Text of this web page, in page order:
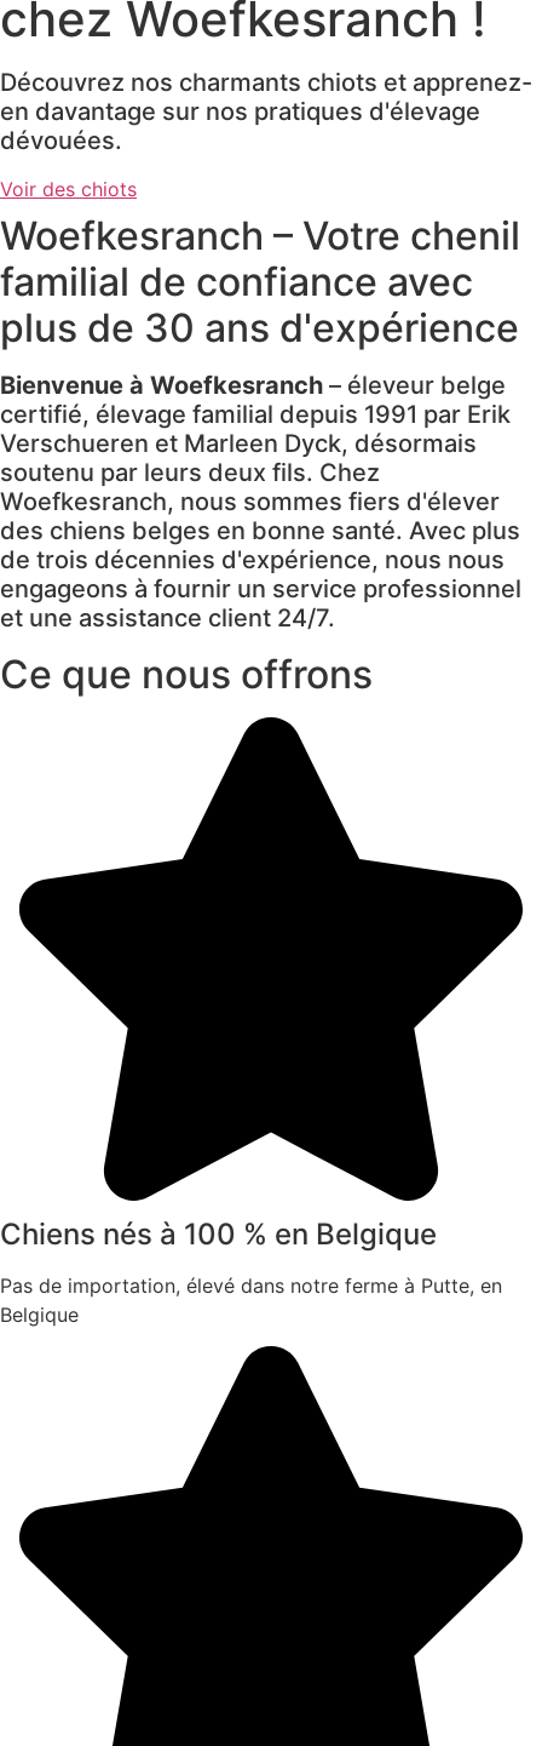
chez Woefkesranch !
Découvrez nos charmants chiots et apprenez-
en davantage sur nos pratiques d'élevage
dévouées.
Voir des chiots
Woefkesranch – Votre chenil
familial de confiance avec
plus de 30 ans d'expérience
Bienvenue à Woefkesranch – éleveur belge
certifié, élevage familial depuis 1991 par Erik
Verschueren et Marleen Dyck, désormais
soutenu par leurs deux fils. Chez
Woefkesranch, nous sommes fiers d'élever
des chiens belges en bonne santé. Avec plus
de trois décennies d'expérience, nous nous
engageons à fournir un service professionnel
et une assistance client 24/7.
Ce que nous offrons
Chiens nés à 100 % en Belgique
Pas de importation, élevé dans notre ferme à Putte, en
Belgique